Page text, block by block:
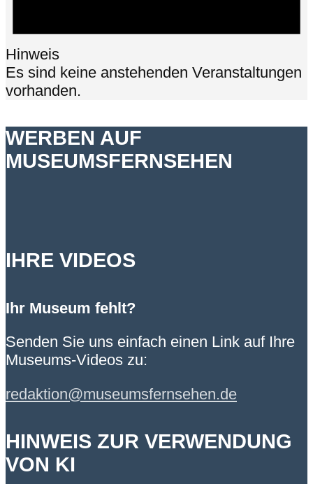
Hinweis
Es sind keine anstehenden Veranstaltungen
vorhanden.
WERBEN AUF
MUSEUMSFERNSEHEN
IHRE VIDEOS
Ihr Museum fehlt?
Senden Sie uns einfach einen Link auf Ihre
Museums-Videos zu:
redaktion@museumsfernsehen.de
HINWEIS ZUR VERWENDUNG
VON KI